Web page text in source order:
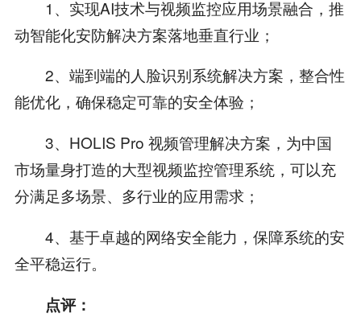
1、实现AI技术与视频监控应用场景融合，推
动智能化安防解决方案落地垂直行业；
2、端到端的人脸识别系统解决方案，整合性
能优化，确保稳定可靠的安全体验；
3、HOLIS Pro 视频管理解决方案，为中国
市场量身打造的大型视频监控管理系统，可以充
分满足多场景、多行业的应用需求；
4、基于卓越的网络安全能力，保障系统的安
全平稳运行。
点评：